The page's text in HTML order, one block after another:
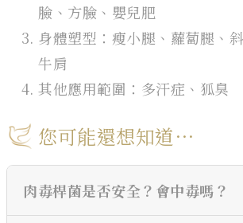
臉、方臉、嬰兒肥
身體塑型：瘦小腿、蘿蔔腿、
牛肩
其他應用範圍：多汗症、狐臭
您可能還想知道⋯
肉毒桿菌是否安全？會中毒嗎？